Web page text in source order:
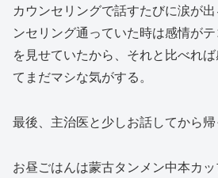
カウンセリングで話すたびに涙が
ンセリング通っていた時は感情が
を見せていたから、それと比べれ
てまだマシな気がする。
最後、主治医と少しお話してから帰
お昼ごはんは蒙古タンメン中本カ